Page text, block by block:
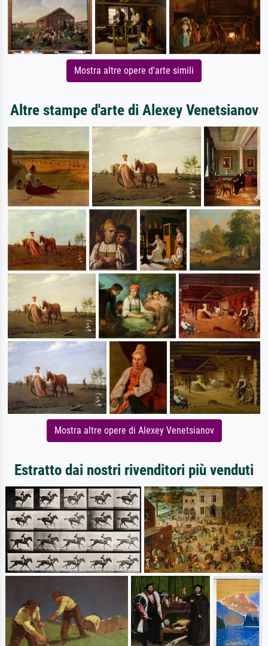
Mostra altre opere d'arte simili
Altre stampe d'arte di Alexey Venetsianov
Mostra altre opere di Alexey Venetsianov
Estratto dai nostri rivenditori più venduti